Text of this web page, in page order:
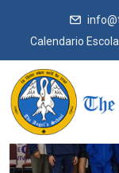
Calendario